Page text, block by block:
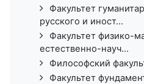
Факультет
русского и иност...
Факультет физико-
естественно-науч...
Философский
Факультет